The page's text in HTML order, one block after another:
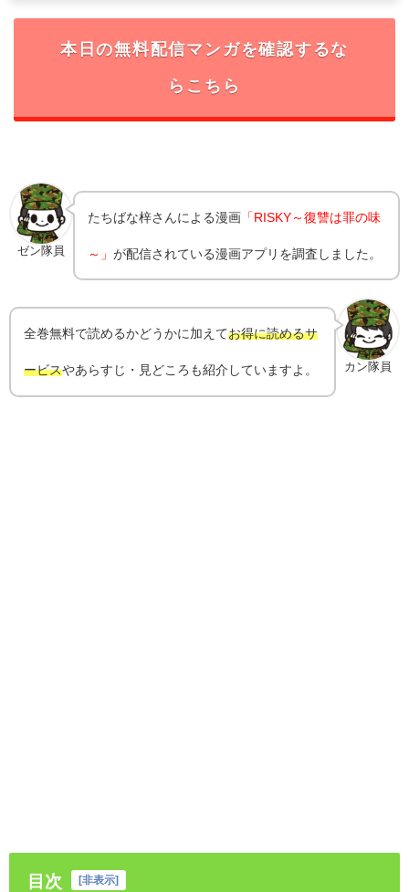
本日の無料配信マンガを確認するな
らこちら
ゼン隊員
たちばな梓さんによる漫画 「RISKY～復讐は罪の味
～」が配信されている漫画アプリを調査しました。
カン隊員
全巻無料で読めるかどうかに加えてお得に読めるサ
ービスやあらすじ・見どころも紹介していますよ。
目次 [非表示]